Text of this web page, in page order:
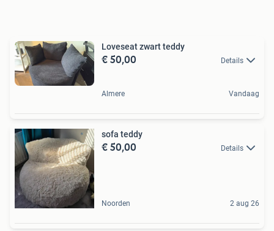
Loveseat zwart teddy
€ 50,00 Details
Almere Vandaag
sofa teddy
€ 50,00 Details
Noorden 2 aug 26